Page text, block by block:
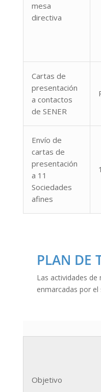
mesa
directiva
Cartas de
presentación
a contactos
de SENER
Envío de
cartas de
presentación
a 11
Sociedades
afines
PLAN DE
Las actividades
enmarcadas por
Objetivo